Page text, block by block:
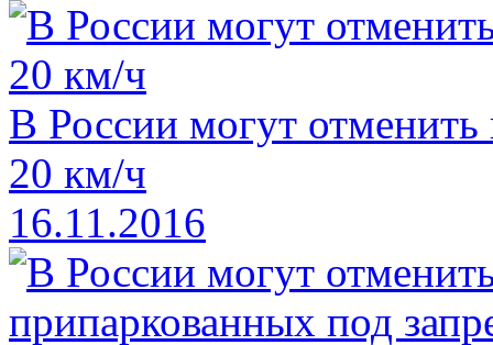
В России могут
20 км/ч
16.11.2016